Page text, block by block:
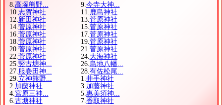
8. 高塚熊野... 9. 今寺大神...
10. 志賀神社 11. 鹿島神社
12. 新田神社 13. 菅原神社
14. 菅原神社 15. 菅原神社
16. 菅原神社 17. 菅原神社
18. 菅原神社 19. 菅原神社
20. 菅原神社 21. 菅原神社
22. 菅原神社 24. 大海神社
25. 竪古塘神... 26. 島地八幡...
27. 服巻田神... 28. 有佐松尾...
29. 立神熊野... 1. 井手神社
2. 加藤神社 3. 加藤神社
4. 宮原三神... 5. 惠美須神...
6. 古塘神社 7. 香取神社